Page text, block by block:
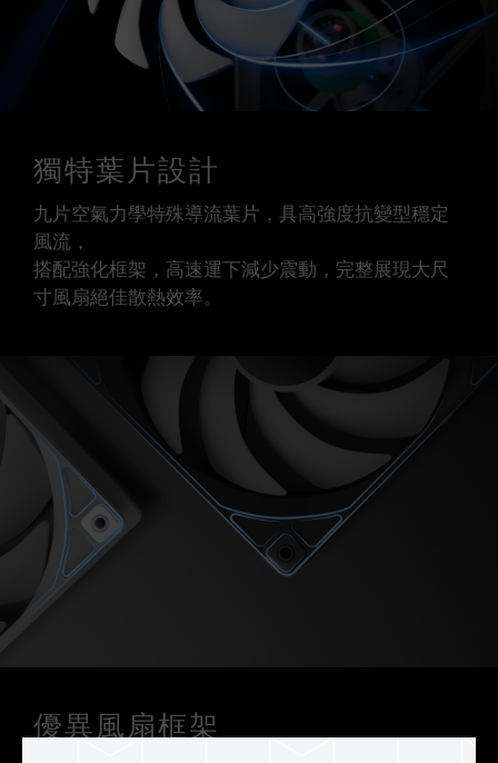
獨特葉片設計
九片空氣力學特殊導流葉片，具高強度抗變型穩定
風流，
搭配強化框架，高速運下減少震動，完整展現大尺
寸風扇絕佳散熱效率。
優異風扇框架